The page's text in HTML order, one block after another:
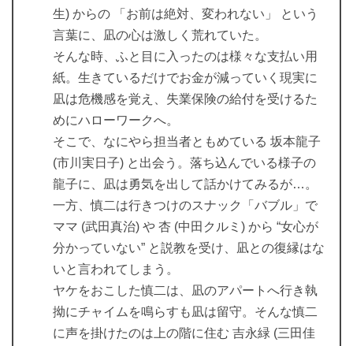
生) からの 「お前は絶対、変われない」 という
言葉に、凪の心は激しく荒れていた。
そんな時、ふと目に入ったのは様々な支払い用
紙。生きているだけでお金が減っていく現実に
凪は危機感を覚え、失業保険の給付を受けるた
めにハローワークへ。
そこで、なにやら担当者ともめている 坂本龍子
(市川実日子) と出会う。落ち込んでいる様子の
龍子に、凪は勇気を出して話かけてみるが…。
一方、慎二は行きつけのスナック「バブル」で
ママ (武田真治) や 杏 (中田クルミ) から “女心が
分かっていない” と説教を受け、凪との復縁はな
いと言われてしまう。
ヤケをおこした慎二は、凪のアパートへ行き執
拗にチャイムを鳴らすも凪は留守。そんな慎二
に声を掛けたのは上の階に住む 吉永緑 (三田佳